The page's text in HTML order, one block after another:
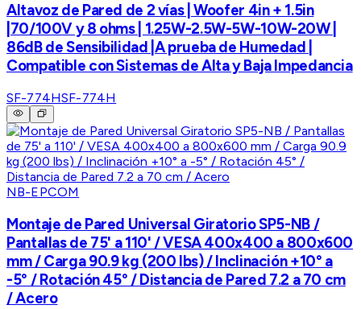
Altavoz de Pared de 2 vías | Woofer 4in + 1.5in
|70/100V y 8 ohms | 1.25W-2.5W-5W-10W-20W |
86dB de Sensibilidad |A prueba de Humedad |
Compatible con Sistemas de Alta y Baja Impedancia
SF-774HSF-774H
NB-EPCOM
Montaje de Pared Universal Giratorio SP5-NB /
Pantallas de 75' a 110' / VESA 400x400 a 800x600
mm / Carga 90.9 kg (200 lbs) / Inclinación +10° a
-5° / Rotación 45° / Distancia de Pared 7.2 a 70 cm
/ Acero